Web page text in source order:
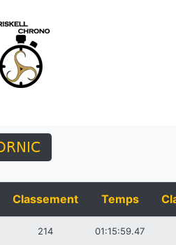
Classement Temps
214 01:15:59.47